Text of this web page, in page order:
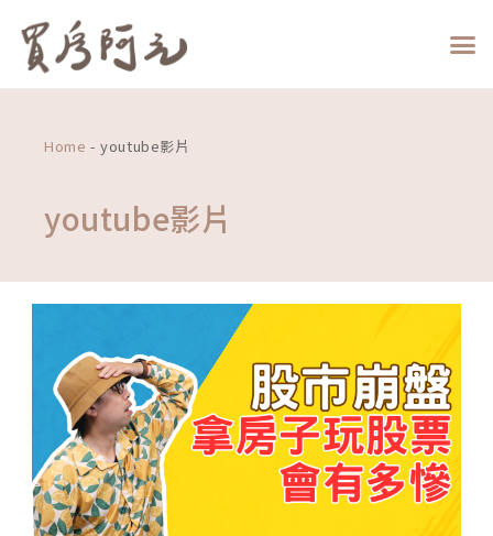
要
Home -youtube影片
youtube影片